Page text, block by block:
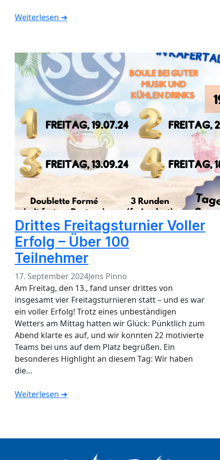
Weiterlesen ➜
Drittes Freitagsturnier Voller
Erfolg – Über 100
Teilnehmer
17. September 2024Jens Pinno
Am Freitag, den 13., fand unser drittes von
insgesamt vier Freitagsturnieren statt – und es war
ein voller Erfolg! Trotz eines unbeständigen
Wetters am Mittag hatten wir Glück: Pünktlich zum
Abend klarte es auf, und wir konnten 22 motivierte
Teams bei uns auf dem Platz begrüßen. Ein
besonderes Highlight an diesem Tag: Wir haben
die…
Weiterlesen ➜